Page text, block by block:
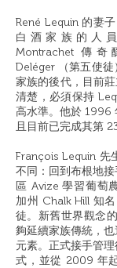
René Lequin 的妻
白酒家族的人
Montrachet 傳
Deléger （第五使
家族的後代，目前
清楚，必須保持
高水準。他於 1996
且目前已完成其第
François Lequin 先
不同：回到布根地
區 Avize 學習葡萄
加州 Chalk Hill 知
徒。新舊世界觀念
夠延續家族傳統，
元素。正式接手管
式，並從 2009 年